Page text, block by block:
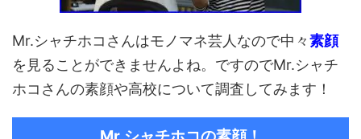
Mr.シャチホコさんはモノマネ芸人なので中々素顔
を見ることができませんよね。ですのでMr.シャチ
ホコさんの素顔や高校について調査してみます！